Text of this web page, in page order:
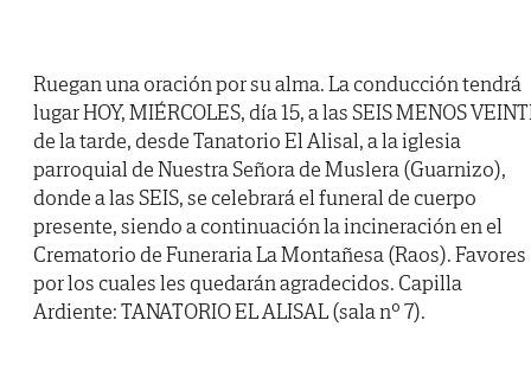
Ruegan una oración por su alma. La conducción tendrá
lugar HOY, MIÉRCOLES, día 15, a las SEIS MENOS
de la tarde, desde Tanatorio El Alisal, a la iglesia
parroquial de Nuestra Señora de Muslera (Guarnizo),
donde a las SEIS, se celebrará el funeral de cuerpo
presente, siendo a continuación la incineración en el
Crematorio de Funeraria La Montañesa (Raos). Favores
por los cuales les quedarán agradecidos. Capilla
Ardiente: TANATORIO EL ALISAL (sala nº 7).